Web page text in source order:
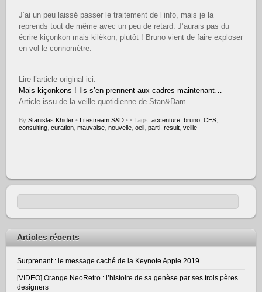
J’ai un peu laissé passer le traitement de l’info, mais je la
reprends tout de même avec un peu de retard. J’aurais pas du
écrire kiçonkon mais kilèkon, plutôt ! Bruno vient de faire exploser
en vol le connomètre.
Lire l’article original ici:
Mais kiçonkons ! Ils s’en prennent aux cadres maintenant…
Article issu de la veille quotidienne de Stan&Dam.
ByStanislas Khider • Lifestream S&D • • Tags:accenture ,bruno ,CES
consulting ,curation ,mauvaise ,nouvelle ,oeil ,parti ,result ,veille
Articles récents
Surprenant : le message caché de la Keynote Apple 2019
[VIDEO] Orange NeoRetro : l’histoire de sa genèse par ses trois pères
designers